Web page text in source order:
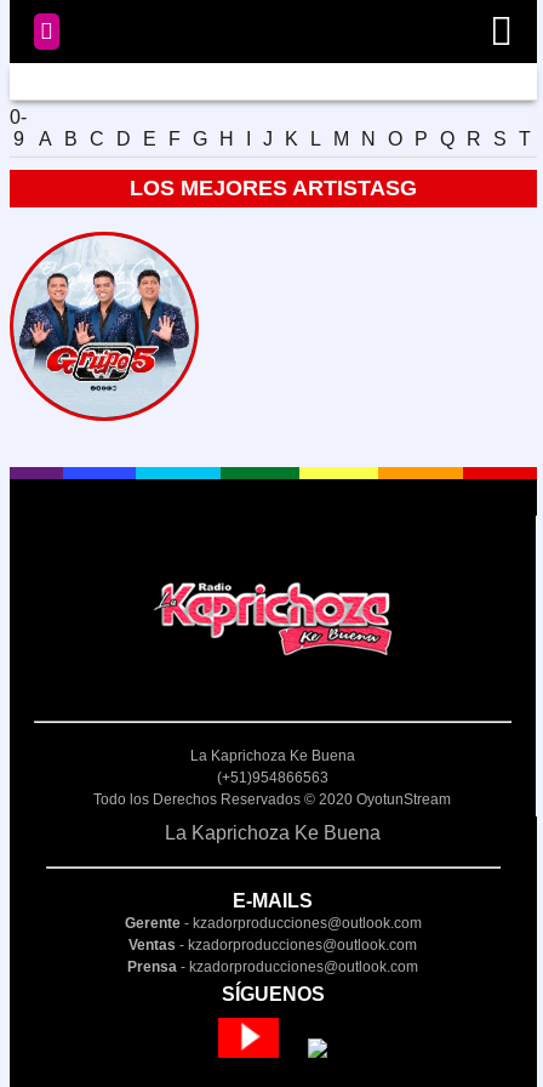
Radio
Artistas
Contactos
0-
9
A B C D E F G H J K L M N O P Q R S T
LOS MEJORES ARTISTASG
La Kaprichoza Ke Buena
(+51)954866563
Todo los Derechos Reservados © 2020 OyotunStream
La Kaprichoza Ke Buena
E-MAILS
Gerente- kzadorproducciones@outlook.com
Ventas - kzadorproducciones@outlook.com
Prensa - kzadorproducciones@outlook.com
SÍGUENOS